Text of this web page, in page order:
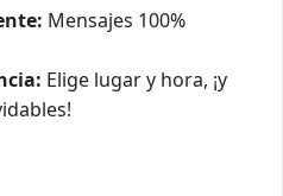
Mensajes 100%
Elige lugar y hora, ¡y